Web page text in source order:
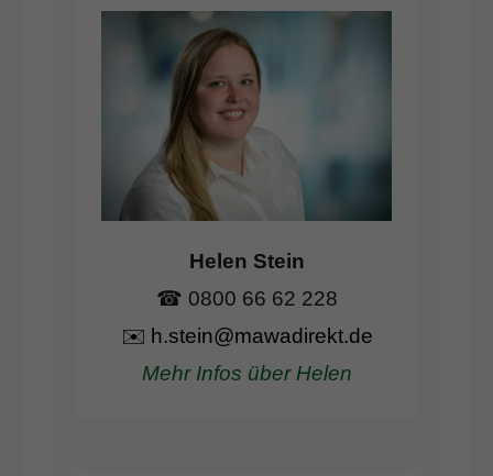
Helen Stein
☎ 0800 66 62 228
✉️ h.stein@mawadirekt.de
Mehr Infos über Helen